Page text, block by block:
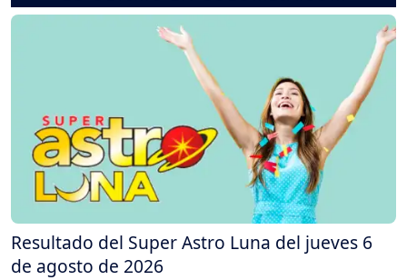
Resultado del Super Astro Luna del jueves 6
de agosto de 2026